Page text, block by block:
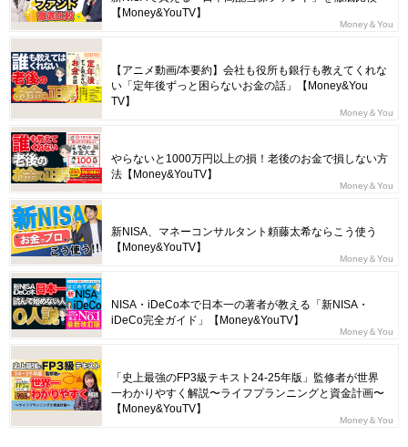
【Money&YouTV】
Money＆You
【アニメ動画/本要約】会社も役所も銀行も教えてくれな
い「定年後ずっと困らないお金の話」【Money&You
TV】
Money＆You
やらないと1000万円以上の損！老後のお金で損しない方
法【Money&YouTV】
Money＆You
新NISA、マネーコンサルタント頼藤太希ならこう使う
【Money&YouTV】
Money＆You
NISA・iDeCo本で日本一の著者が教える「新NISA・
iDeCo完全ガイド」【Money&YouTV】
Money＆You
「史上最強のFP3級テキスト24-25年版」監修者が世界
一わかりやすく解説〜ライフプランニングと資金計画〜
【Money&YouTV】
Money＆You